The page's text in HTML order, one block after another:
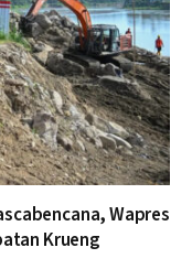
Wapres
Krueng